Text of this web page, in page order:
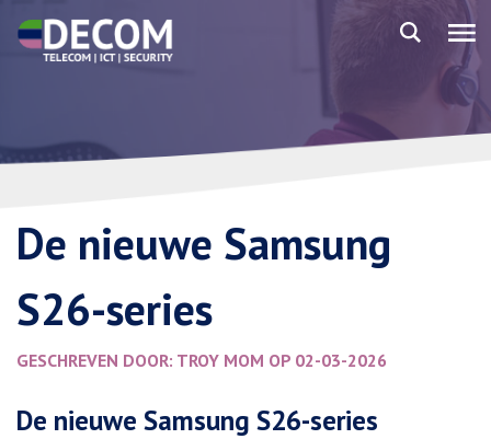
De nieuwe Samsung
S26-series
GESCHREVEN DOOR: TROY MOM OP 02-03-2026
De nieuwe Samsung S26-series